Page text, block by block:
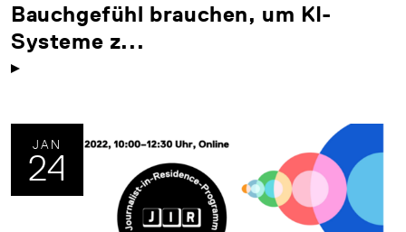
Bauchgefühl brauchen, um KI-
Systeme z...
JAN
24